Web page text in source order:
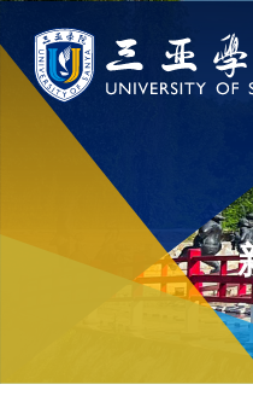
认识三亚学院
校风与校训